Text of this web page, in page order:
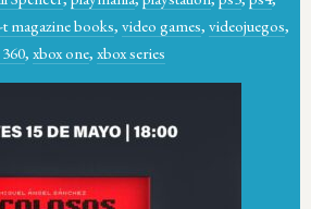
magazine books, video games, videojuegos,
, xbox one, xbox series